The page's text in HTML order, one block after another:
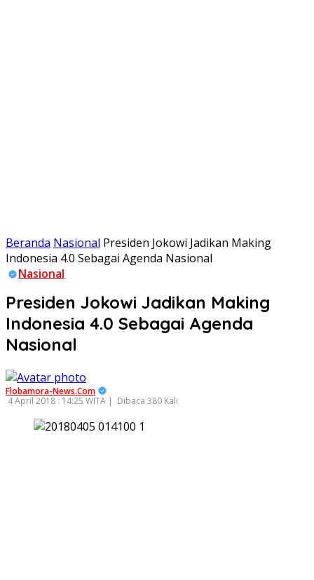
Beranda Nasional Presiden Jokowi Jadikan Making
Indonesia 4.0 Sebagai Agenda Nasional
Nasional
Presiden Jokowi Jadikan Making
Indonesia 4.0 Sebagai Agenda
Nasional
Flobamora-News.Com
4 April 2018 : 14:25 WITA | Dibaca 380 Kali